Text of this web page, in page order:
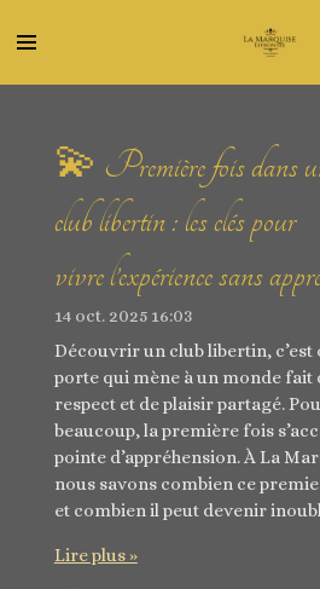
au
💫 Première fois dans
club libertin : les clés pour
vivre l’expérience sans
14 oct. 2025 16:03
Découvrir un club libertin,
porte qui mène à un monde fait
respect et de plaisir partagé.
beaucoup, la première fois
pointe d’appréhension. À La
nous savons combien ce
et combien il peut devenir
Lire plus »